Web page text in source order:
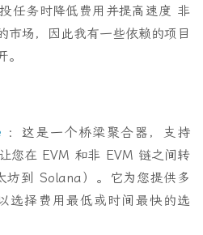
任务时降低费用 并提高速度 非
市场，因此我有一些依赖的项目
：这是一个桥梁聚合器，支持
您在 EVM 和非 EVM 链之间转
坊到 Solana）。它为您提供多
选择费用最低或时间最快的选